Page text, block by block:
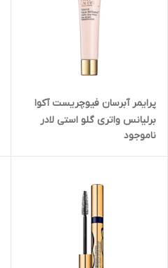
پرایمر آبرسان فیوچریست آکوا
برلیانس واتری گلو استی لادر
Lauder Futurist Aqua
ناموجود